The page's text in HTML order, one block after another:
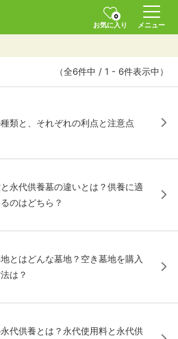
0
お気に入り
メニュー
（全6件中 / 1 - 6件表示中）
類と、それぞれの利点と注意点
永代供養墓の違いとは？供養に適
のはどちら？
とはどんな墓地？空き墓地を購入
は？
代供養とは？永代使用料と永代供